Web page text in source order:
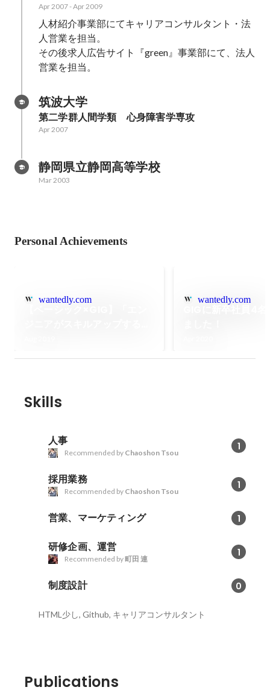
Apr 2007-Apr 2009
人材紹介事業部にてキャリアコンサルタント・法
人営業を担当。
その後求人広告サイト『green』事業部にて、法人
営業を担当。
筑波大学
第二学群人間学類　心身障害学専攻
Apr 2007
静岡県立静岡高等学校
Mar 2003
Personal Achievements
wantedly.com wantedly.com
Skills
人事 1
Recommended by Chaoshon Tsou
採用業務 1
Recommended by Chaoshon Tsou
営業、マーケティング 1
研修企画、運営 1
Recommended by町田 連
制度設計 0
HTML少し, Github, キャリアコンサルタント
Publications